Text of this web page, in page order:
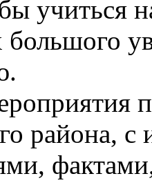
учиться
района, с